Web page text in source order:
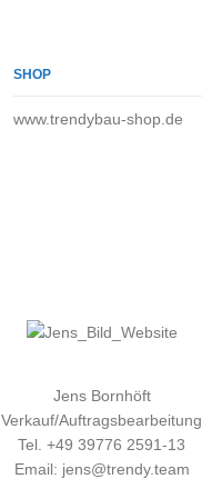
SHOP
www.trendybau-shop.de
Jens Bornhöft
Verkauf/Auftragsbearbeitung
Tel. +49 39776 2591-13
Email: jens@trendy.team